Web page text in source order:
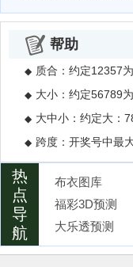
帮助
◆ 质合：约定12357
◆ 大小：约定56789
◆ 大中小：约定大：
◆ 跨度：开奖号中最
◆ 012路：百、十、
◆ 和值:开奖号码相加
◆ 3D组三：三个号
◆ 遗漏：就是指号
热
点
导
航
布衣图库
福彩3D预测
大乐透预测